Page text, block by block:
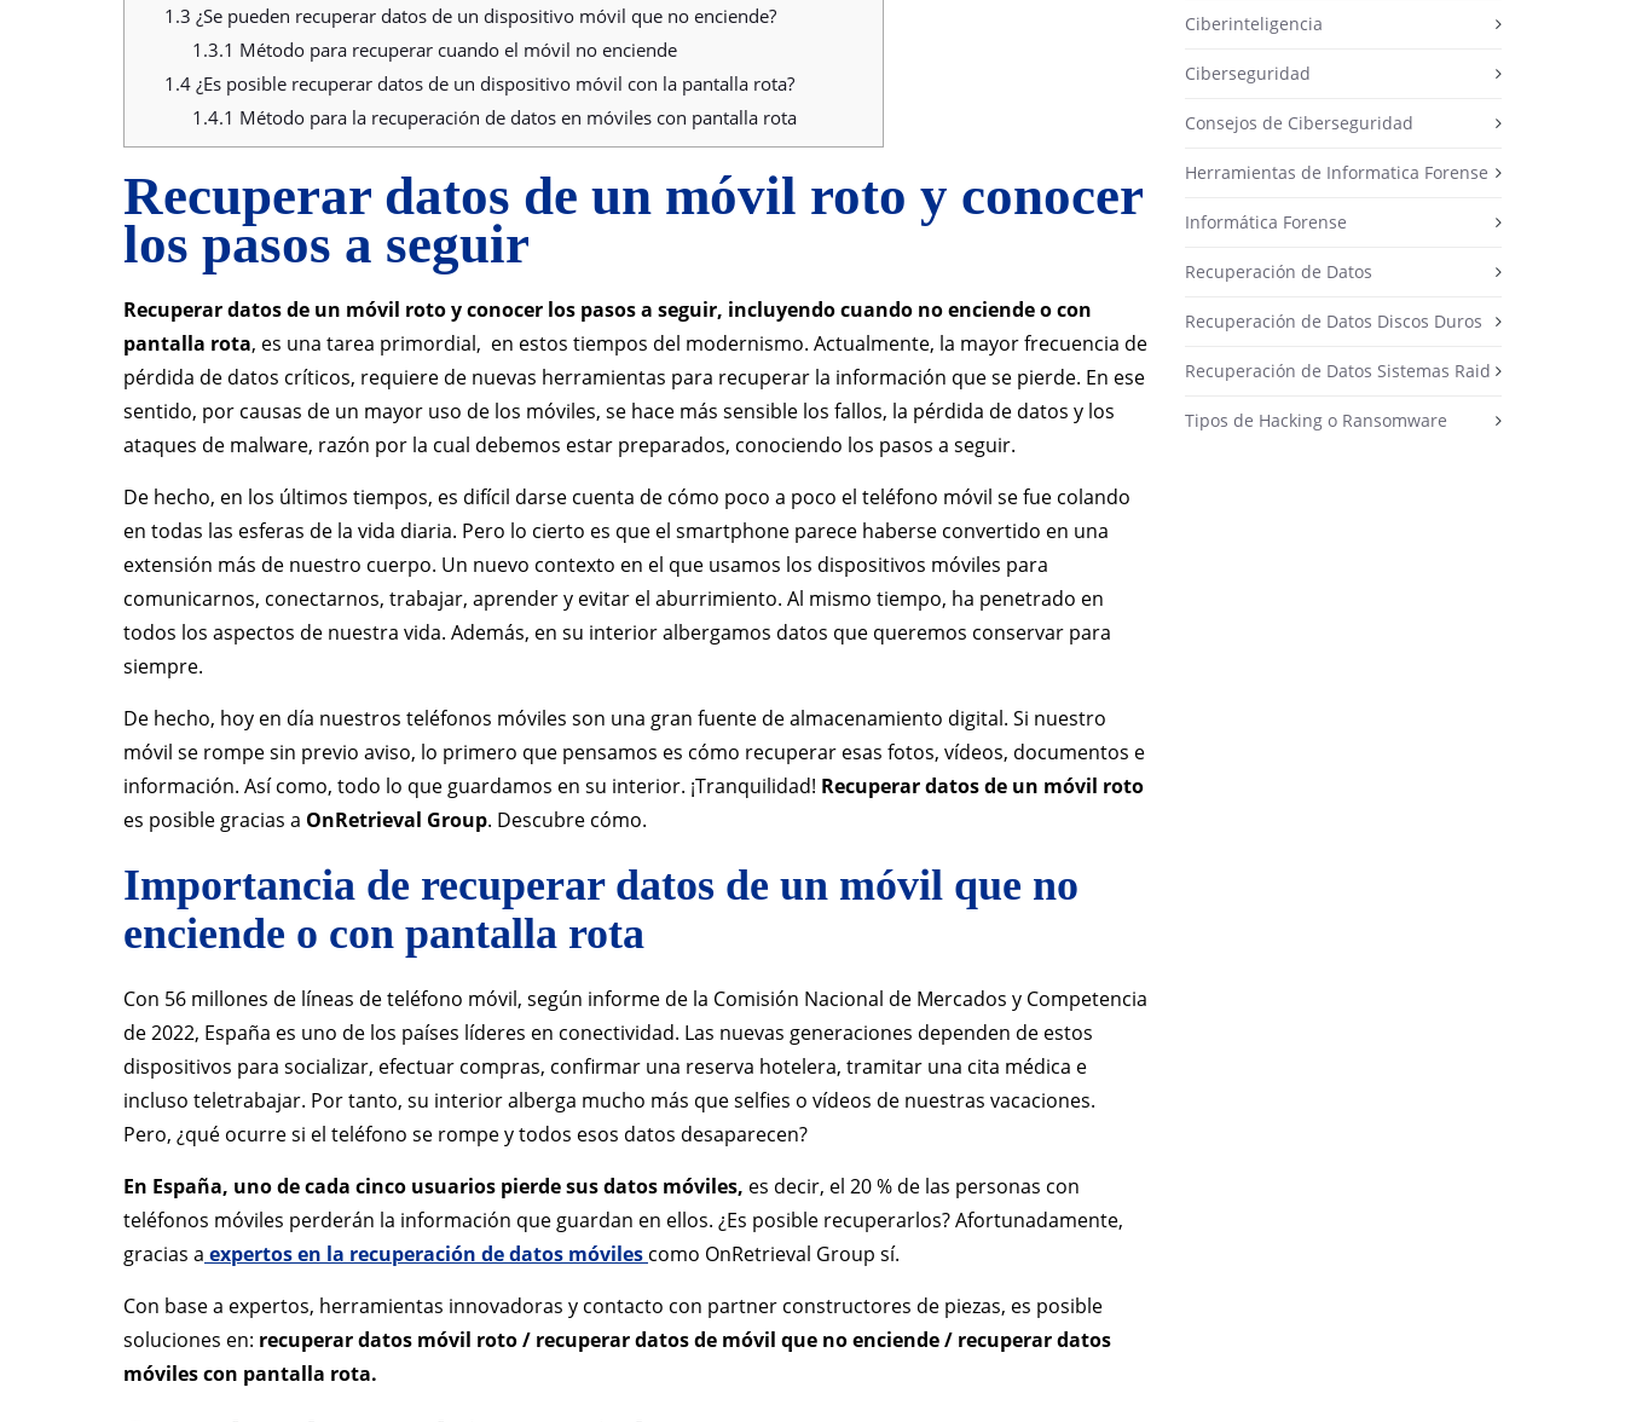
1.3 ¿Se pueden recuperar datos de un dispositivo móvil que no enciende?
1.3.1 Método para recuperar cuando el móvil no enciende
1.4¿Es posible recuperar datos de un dispositivo móvil con la pantalla rota?
1.4.1 Método para la recuperación de datos en móviles con pantalla rota
Recuperar datos de un móvil roto y conocer
los pasos a seguir
Recuperar datos de un móvil roto y conocer los pasos a seguir, incluyendo cuando no enciende o con
pantalla rota, es una tarea primordial, en estos tiempos del modernismo. Actualmente, la mayor frecuencia de
pérdida de datos críticos, requiere de nuevas herramientas para recuperar la información que se pierde. En ese
sentido, por causas de un mayor uso de los móviles, se hace más sensible los fallos, la pérdida de datos y los
ataques de malware, razón por la cual debemos estar preparados, conociendo los pasos a seguir.
De hecho, en los últimos tiempos, es difícil darse cuenta de cómo poco a poco el teléfono móvil se fue colando
en todas las esferas de la vida diaria. Pero lo cierto es que el smartphone parece haberse convertido en una
extensión más de nuestro cuerpo. Un nuevo contexto en el que usamos los dispositivos móviles para
comunicarnos, conectarnos, trabajar, aprender y evitar el aburrimiento. Al mismo tiempo, ha penetrado en
todos los aspectos de nuestra vida. Además, en su interior albergamos datos que queremos conservar para
siempre.
De hecho, hoy en día nuestros teléfonos móviles son una gran fuente de almacenamiento digital. Si nuestro
móvil se rompe sin previo aviso, lo primero que pensamos es cómo recuperar esas fotos, vídeos, documentos e
información. Así como, todo lo que guardamos en su interior. ¡Tranquilidad! Recuperar datos de un móvil roto
es posible gracias a OnRetrieval Group. Descubre cómo.
Importancia de recuperar datos de un móvil que no
enciende o con pantalla rota
Con 56 millones de líneas de teléfono móvil, según informe de la Comisión Nacional de Mercados y Competencia
de 2022, España es uno de los países líderes en conectividad. Las nuevas generaciones dependen de estos
dispositivos para socializar, efectuar compras, confirmar una reserva hotelera, tramitar una cita médica e
incluso teletrabajar. Por tanto, su interior alberga mucho más que selfies o vídeos de nuestras vacaciones.
Pero, ¿qué ocurre si el teléfono se rompe y todos esos datos desaparecen?
En España, uno de cada cinco usuarios pierde sus datos móviles, es decir, el 20 % de las personas con
teléfonos móviles perderán la información que guardan en ellos. ¿Es posible recuperarlos? Afortunadamente,
gracias a expertos en la recuperación de datos móviles como OnRetrieval Group sí.
Con base a expertos, herramientas innovadoras y contacto con partner constructores de piezas, es posible
soluciones en: recuperar datos móvil roto / recuperar datos de móvil que no enciende / recuperar datos
móviles con pantalla rota.
Ciberinteligencia
Ciberseguridad
Consejos de Ciberseguridad
Herramientas de Informatica Forense
Informática Forense
Recuperación de Datos
Recuperación de Datos Discos Duros
Recuperación de Datos Sistemas Raid
Tipos de Hacking o Ransomware